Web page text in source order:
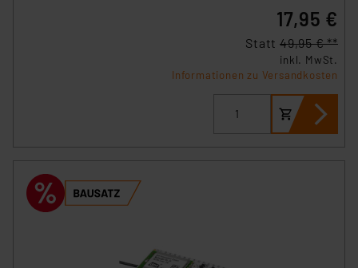
17,95 €
Statt 49,95 € **
inkl. MwSt.
Informationen zu Versandkosten